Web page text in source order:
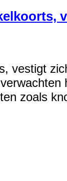
vestigt
zoals